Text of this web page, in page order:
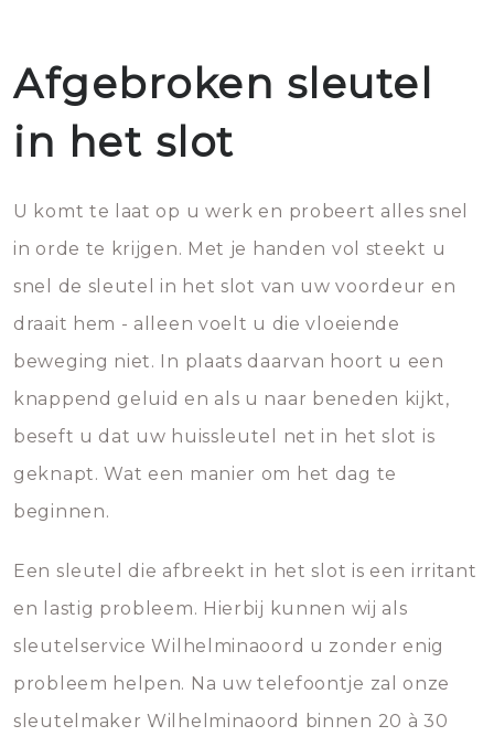
Afgebroken sleutel
in het slot
U komt te laat op u werk en probeert alles snel
in orde te krijgen. Met je handen vol steekt u
snel de sleutel in het slot van uw voordeur en
draait hem - alleen voelt u die vloeiende
beweging niet. In plaats daarvan hoort u een
knappend geluid en als u naar beneden kijkt,
beseft u dat uw huissleutel net in het slot is
geknapt. Wat een manier om het dag te
beginnen.
Een sleutel die afbreekt in het slot is een irritant
en lastig probleem. Hierbij kunnen wij als
sleutelservice Wilhelminaoord u zonder enig
probleem helpen. Na uw telefoontje zal onze
sleutelmaker Wilhelminaoord binnen 20 à 30